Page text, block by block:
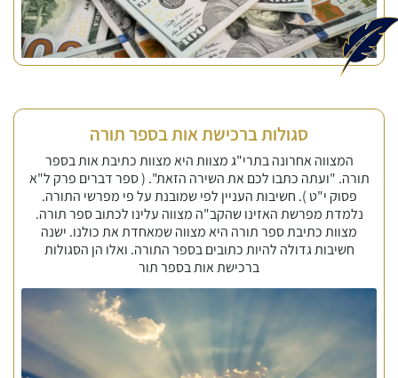
סגולות ברכישת אות בספר תורה
המצווה אחרונה בתרי"ג מצוות היא מצוות כתיבת אות בספר
תורה. "ועתה כתבו לכם את השירה הזאת". ( ספר דברים פרק ל"א
פסוק י"ט ). חשיבות העניין לפי שמובנת על פי מפרשי התורה.
נלמדת מפרשת האזינו שהקב"ה מצווה עלינו לכתוב ספר תורה.
מצוות כתיבת ספר תורה היא מצווה שמאחדת את כולנו. ישנה
חשיבות גדולה להיות כתובים בספר התורה. ואלו הן הסגולות
ברכישת אות בספר תור